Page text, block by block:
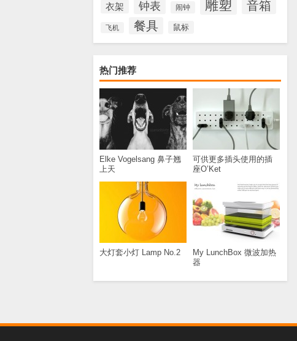
衣架 钟表 闹钟 雕塑 音箱
飞机 餐具 鼠标
热门推荐
Elke Vogelsang 鼻子翘
上天
可供更多插头使用的插
座O’Ket
大灯套小灯 Lamp No.2
My LunchBox 微波加热
器